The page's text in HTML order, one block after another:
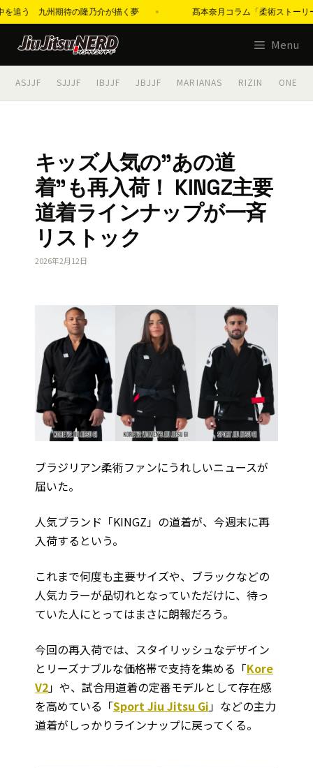
う 九州期待の隆乃介が描く夢 髙本奈月コラム「柔術ストーリー
テ
Menu
ASJJF SJJJF IBJJF JBJJF MARIANAS RIZIN ONE
キッズ人気の”あの道
着”も再入荷！ KINGZ主要
道着ラインナップが一斉
リストック
2026年2月12日
ブラジリアン柔術ファンにうれしいニュースが
届いた。
人気ブランド「KINGZ」の道着が、今週末に再
入荷するという。
これまで何度も主要サイズや、ブラックなどの
人気カラーが品切れとなっていただけに、待っ
ていた人にとってはまさに朗報だろう。
今回の再入荷では、スタイリッシュなデザイン
とリーズナブルな価格帯で支持を集める「Kore
V2」や、試合用道着の定番モデルとして存在感
を高めている「Sport Jiu Jitsu Gi」などの主力
道着がしっかりラインナップに戻ってくる。